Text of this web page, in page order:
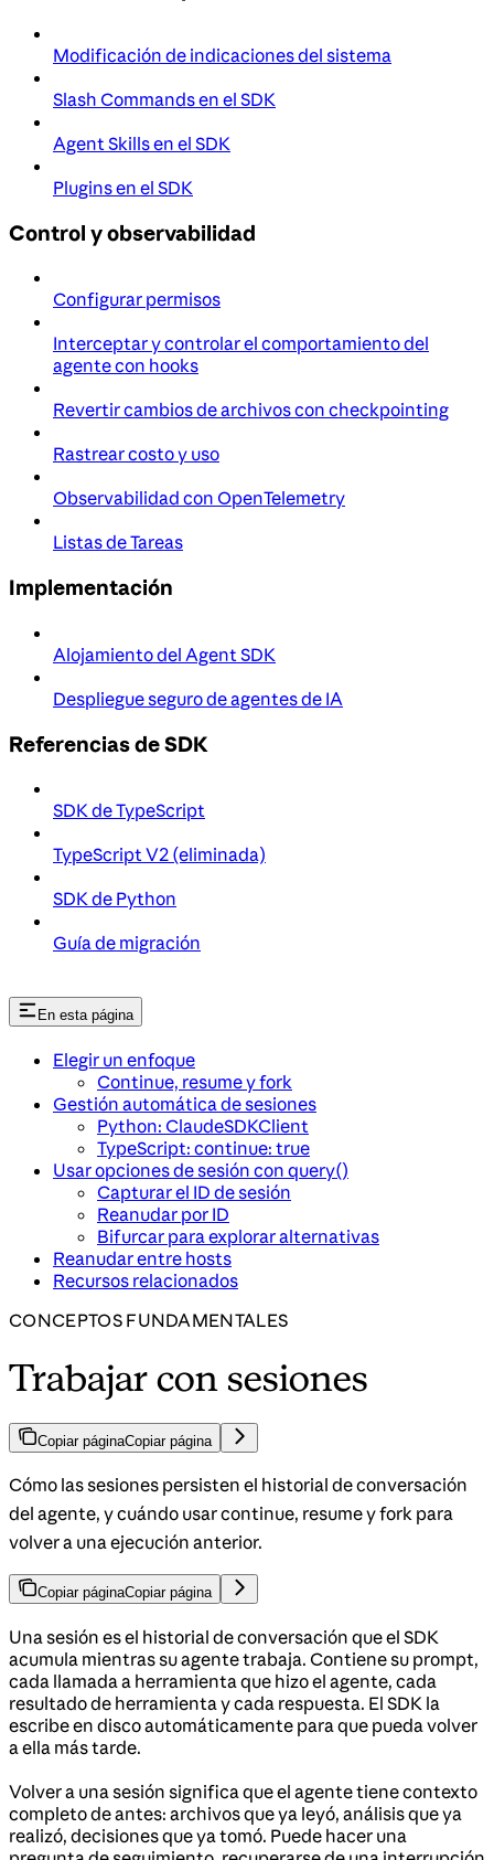
Modificación de indicaciones del sistema
Slash Commands en el SDK
Agent Skills en el SDK
Plugins en el SDK
Control y observabilidad
Configurar permisos
Interceptar y controlar el comportamiento del
agente con hooks
Revertir cambios de archivos con checkpointing
Rastrear costo y uso
Observabilidad con OpenTelemetry
Listas de Tareas
Implementación
Alojamiento del Agent SDK
Despliegue seguro de agentes de IA
Referencias de SDK
SDK de TypeScript
TypeScript V2 (eliminada)
SDK de Python
Guía de migración
En esta página
Elegir un enfoque
Continue, resume y fork
Gestión automática de sesiones
Python: ClaudeSDKClient
TypeScript: continue: true
Usar opciones de sesión con query()
Capturar el ID de sesión
Reanudar por ID
Bifurcar para explorar alternativas
Reanudar entre hosts
Recursos relacionados
CONCEPTOS FUNDAMENTALES
Trabajar con sesiones
Copiar páginaCopiar página
Cómo las sesiones persisten el historial de conversación
del agente, y cuándo usar continue, resume y fork para
volver a una ejecución anterior.
Copiar páginaCopiar página
Una sesión es el historial de conversación que el SDK
acumula mientras su agente trabaja. Contiene su prompt,
cada llamada a herramienta que hizo el agente, cada
resultado de herramienta y cada respuesta. El SDK la
escribe en disco automáticamente para que pueda volver
a ella más tarde.
Volver a una sesión significa que el agente tiene contexto
completo de antes: archivos que ya leyó, análisis que ya
realizó, decisiones que ya tomó. Puede hacer una